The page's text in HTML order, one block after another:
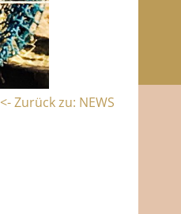
<- Zurück zu: NEWS